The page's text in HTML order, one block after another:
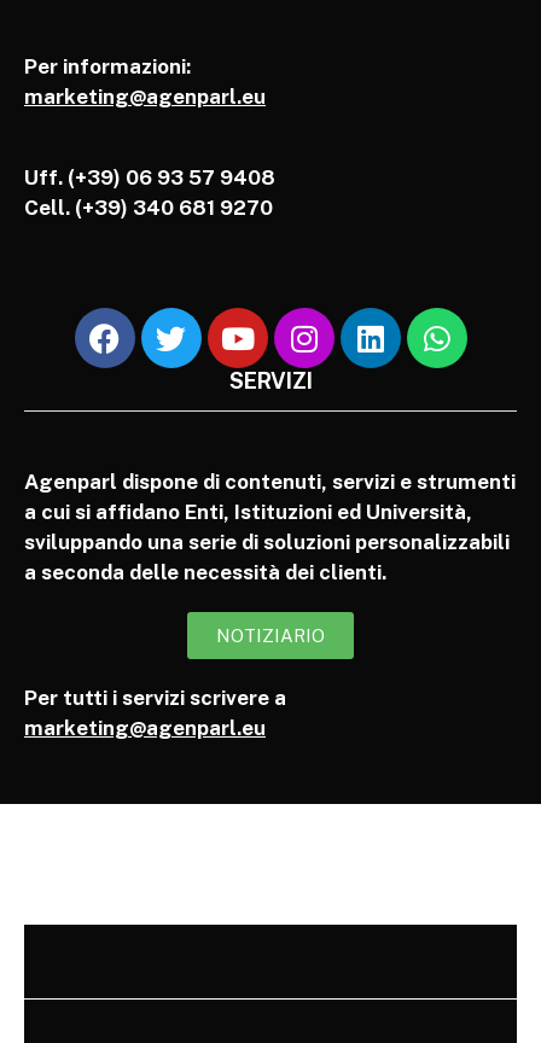
Per informazioni:
marketing@agenparl.eu
Uff. (+39) 06 93 57 9408
Cell. (+39) 340 681 9270
SERVIZI
Agenparl dispone di contenuti, servizi e strumenti
a cui si affidano Enti, Istituzioni ed Università,
sviluppando una serie di soluzioni personalizzabili
a seconda delle necessità dei clienti.
NOTIZIARIO
Per tutti i servizi scrivere a
marketing@agenparl.eu